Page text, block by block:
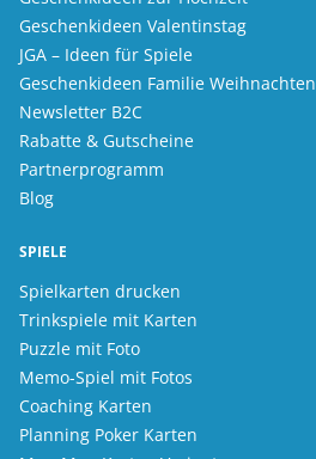
Geschenkideen Valentinstag
JGA – Ideen für Spiele
Geschenkideen Familie Weihnachten
Newsletter B2C
Rabatte & Gutscheine
Partnerprogramm
Blog
SPIELE
Spielkarten drucken
Trinkspiele mit Karten
Puzzle mit Foto
Memo-Spiel mit Fotos
Coaching Karten
Planning Poker Karten